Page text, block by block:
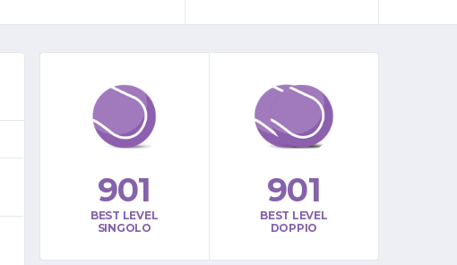
901
BEST LEVEL
SINGOLO
901
BEST LEVEL
DOPPIO